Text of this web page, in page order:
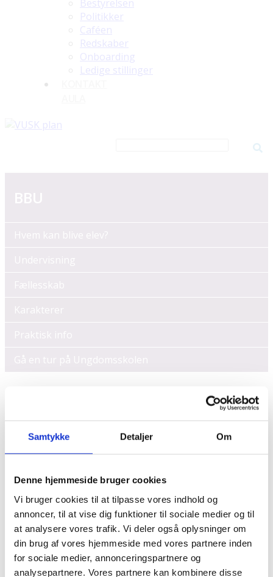
Samtykke Detaljer Om
Denne hjemmeside bruger cookies
Vi bruger cookies til at tilpasse vores indhold og
annoncer, til at vise dig funktioner til sociale medier og til
at analysere vores trafik. Vi deler også oplysninger om
din brug af vores hjemmeside med vores partnere inden
for sociale medier, annonceringspartnere og
analysepartnere. Vores partnere kan kombinere disse
Bestyrelsen
Politikker
Caféen
Redskaber
Onboarding
Ledige stillinger
Guide til
karaktersystemet
Se og få forklaret 7-trins-skalaen på
Undervisningsministeriets hjemmeside ved at
klikke her (Siden åbner i nyt vindue)
Læs Undervisningsministeriets kriterier for
standpunktskarakterer ved at klikke her (Siden